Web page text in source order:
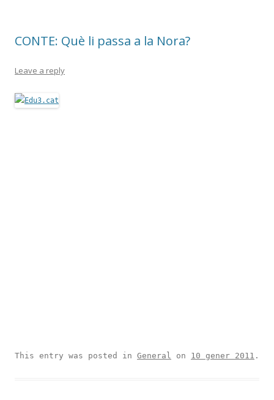
CONTE: Què li passa a la Nora?
Leave a reply
This entry was posted in General on 10 gener 2011 .